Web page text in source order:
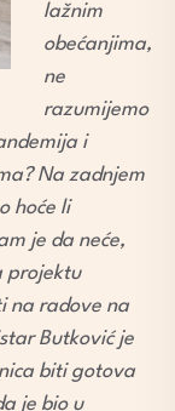
lažnim
obećanjima,
ne
razumijemo
i
Na zadnjem
hoće li
je da neće,
projektu
na radove na
Butković je
biti gotova
je bio u